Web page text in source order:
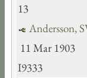
13
Andersson,
11 Mar 1903
I9333